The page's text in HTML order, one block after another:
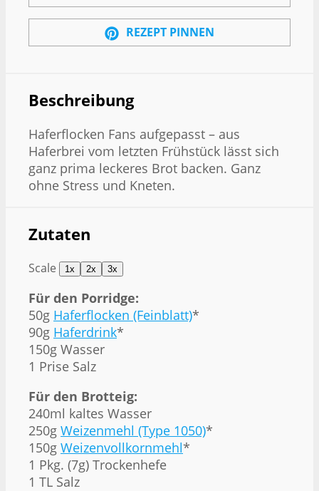
REZEPT PINNEN
Beschreibung
Haferflocken Fans aufgepasst – aus
Haferbrei vom letzten Frühstück lässt sich
ganz prima leckeres Brot backen. Ganz
ohne Stress und Kneten.
Zutaten
Scale 1x 2x 3x
Für den Porridge:
50g Haferflocken (Feinblatt)*
90g Haferdrink*
150g Wasser
1 Prise Salz
Für den Brotteig:
240ml kaltes Wasser
250g Weizenmehl (Type 1050)*
150g Weizenvollkornmehl*
1 Pkg. (7g) Trockenhefe
1 TL Salz